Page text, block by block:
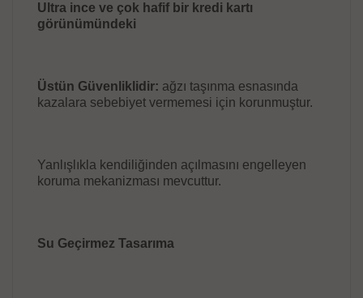
Ultra ince ve çok hafif bir kredi kartı
görünümündeki
Üstün Güvenliklidir: ağzı taşınma esnasında
kazalara sebebiyet vermemesi için korunmuştur.
Yanlışlıkla kendiliğinden açılmasını engelleyen
koruma mekanizması mevcuttur.
Su Geçirmez Tasarıma